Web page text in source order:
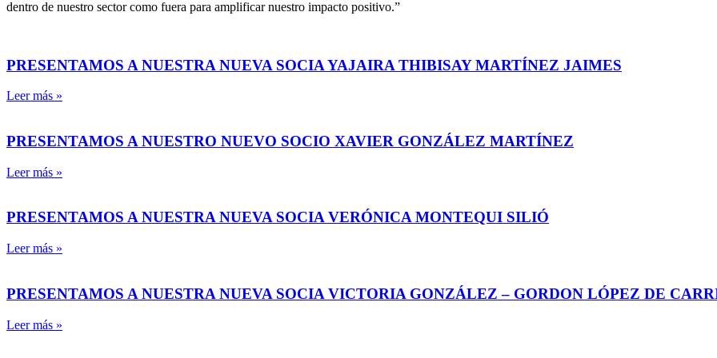
dentro de nuestro sector como fuera para amplificar nuestro impacto positivo.”
PRESENTAMOS A NUESTRA NUEVA SOCIA YAJAIRA THIBISAY MARTÍNEZ JAIMES
Leer más »
PRESENTAMOS A NUESTRO NUEVO SOCIO XAVIER GONZÁLEZ MARTÍNEZ
Leer más »
PRESENTAMOS A NUESTRA NUEVA SOCIA VERÓNICA MONTEQUI SILIÓ
Leer más »
PRESENTAMOS A NUESTRA NUEVA SOCIA VICTORIA GONZÁLEZ – GORDON LÓPEZ DE
Leer más »